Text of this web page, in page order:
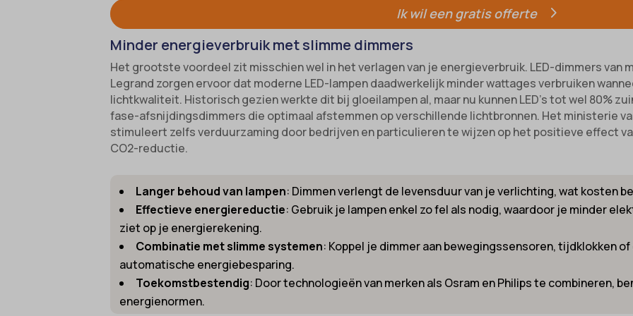
Ik wil een gratis offerte
Minder energieverbruik met slimme dimmers
Het grootste voordeel zit misschien wel in het verlagen van je energieverbruik. LED-dimmers van
Legrand zorgen ervoor dat moderne LED-lampen daadwerkelijk minder wattages verbruiken
lichtkwaliteit. Historisch gezien werkte dit bij gloeilampen al, maar nu kunnen LED’s tot wel 80%
fase-afsnijdingsdimmers die optimaal afstemmen op verschillende lichtbronnen. Het ministerie
stimuleert zelfs verduurzaming door bedrijven en particulieren te wijzen op het positieve effect
CO2-reductie.
Langer behoud van lampen: Dimmen verlengt de levensduur van je verlichting, wat kosten
Effectieve energiereductie: Gebruik je lampen enkel zo fel als nodig, waardoor je minder
ziet op je energierekening.
Combinatie met slimme systemen: Koppel je dimmer aan bewegingssensoren, tijdklokken
automatische energiebesparing.
Toekomstbestendig: Door technologieën van merken als Osram en Philips te combineren,
energienormen.
gt_auto_switch
intercom-id-*
intercom-session-*
mhcookie
OptanonConsent
wordpress_logged_in_*
wordpress_test_cookie
wpl_viewed_cookie
cli_cookie_consent
cookie_permission_granted
cookie-*
cookies_accepted
et-recommend-sync-post-*
et-saved-post*
euCookie
ext_name